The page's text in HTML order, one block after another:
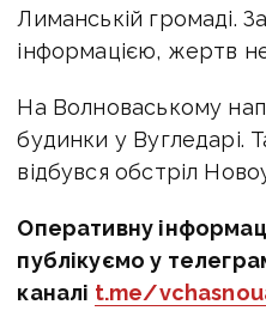
Лиманській громаді.
інформацією, жертв
На Волноваському
будинки у Вугледарі.
відбувся обстріл
Оперативну
публікуємо у
каналі t.me/